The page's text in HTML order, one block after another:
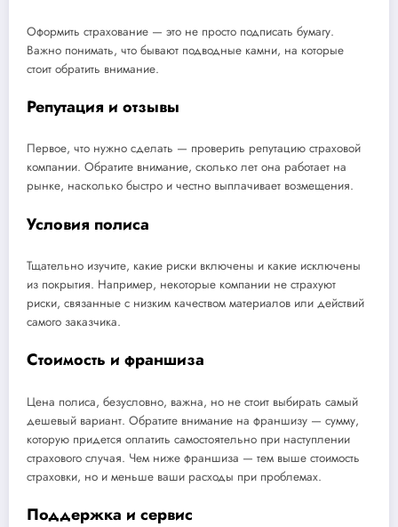
Оформить страхование — это не просто подписать бумагу.
Важно понимать, что бывают подводные камни, на которые
стоит обратить внимание.
Репутация и отзывы
Первое, что нужно сделать — проверить репутацию страховой
компании. Обратите внимание, сколько лет она работает на
рынке, насколько быстро и честно выплачивает возмещения.
Условия полиса
Тщательно изучите, какие риски включены и какие исключены
из покрытия. Например, некоторые компании не страхуют
риски, связанные с низким качеством материалов или действий
самого заказчика.
Стоимость и франшиза
Цена полиса, безусловно, важна, но не стоит выбирать самый
дешевый вариант. Обратите внимание на франшизу — сумму,
которую придется оплатить самостоятельно при наступлении
страхового случая. Чем ниже франшиза — тем выше стоимость
страховки, но и меньше ваши расходы при проблемах.
Поддержка и сервис